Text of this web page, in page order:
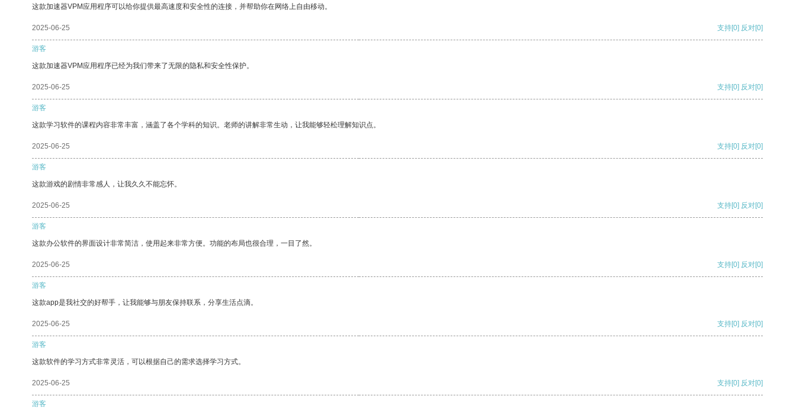
这款加速器VPM应用程序可以给你提供最高速度和安全性的连接，并帮助你在网络上自由移动。
2025-06-25 支持[0] 反对[0]
游客
这款加速器VPM应用程序已经为我们带来了无限的隐私和安全性保护。
2025-06-25 支持[0] 反对[0]
游客
这款学习软件的课程内容非常丰富，涵盖了各个学科的知识。老师的讲解非常生动，让我能够轻松理解知识点。
2025-06-25 支持[0] 反对[0]
游客
这款游戏的剧情非常感人，让我久久不能忘怀。
2025-06-25 支持[0] 反对[0]
游客
这款办公软件的界面设计非常简洁，使用起来非常方便。功能的布局也很合理，一目了然。
2025-06-25 支持[0] 反对[0]
游客
这款app是我社交的好帮手，让我能够与朋友保持联系，分享生活点滴。
2025-06-25 支持[0] 反对[0]
游客
这款软件的学习方式非常灵活，可以根据自己的需求选择学习方式。
2025-06-25 支持[0] 反对[0]
游客